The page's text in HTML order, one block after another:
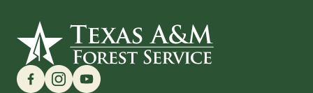
Find us on Social Media